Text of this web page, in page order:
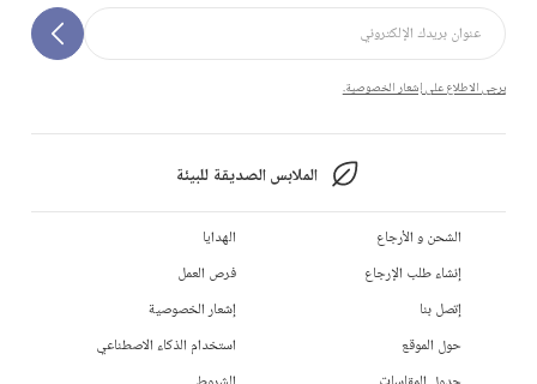
يرجى الاطلاع على إشعار الخصوصية.
الملابس الصديقة للبيئة
الشحن و الأرجاع
إنشاء طلب الإرجاع
إتصل بنا
حول الموقع
الهدايا
فرص العمل
إشعار الخصوصية
استخدام الذكاء الاصطناعي